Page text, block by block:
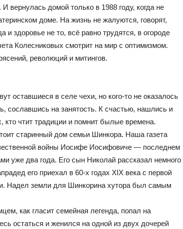
вернулась домой только в 1988 году, когда не
доме. На жизнь не жалуются, говорят,
и здоровье не то, всё равно трудятся, в огороде
Колесниковых смотрит на мир с оптимизмом.
революций и митингов.
оставшиеся в селе чехи, но кого-то не оказалось
сославшись на занятость. К счастью, нашлись и
кто чтит традиции и помнит былые времена.
старинный дом семьи Шинкора. Наша газета
войны Иосифе Иосифовиче — последнем
уже два года. Его сын Николай рассказал немного
его приехал в 60-х годах XIX века с первой
Надел земли для Шинкорина хутора был самым
как гласит семейная легенда, попал на
остаться и женился на одной из двух дочерей